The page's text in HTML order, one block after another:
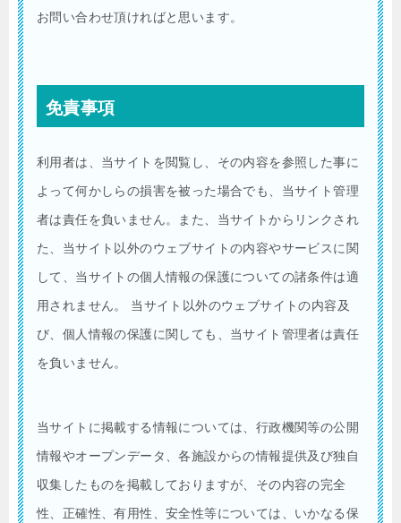
お問い合わせ頂ければと思います。
免責事項
利用者は、当サイトを閲覧し、その内容を参照した事に
よって何かしらの損害を被った場合でも、当サイト管理
者は責任を負いません。また、当サイトからリンクされ
た、当サイト以外のウェブサイトの内容やサービスに関
して、当サイトの個人情報の保護についての諸条件は適
用されません。 当サイト以外のウェブサイトの内容及
び、個人情報の保護に関しても、当サイト管理者は責任
を負いません。
当サイトに掲載する情報については、行政機関等の公開
情報やオープンデータ、各施設からの情報提供及び独自
収集したものを掲載しておりますが、その内容の完全
性、正確性、有用性、安全性等については、いかなる保